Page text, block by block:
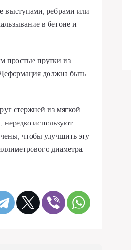
выступами, ребрами или
в бетоне и
простые прутки из
должна быть
стержней из мягкой
нередко используют
чтобы улучшить эту
диаметра.